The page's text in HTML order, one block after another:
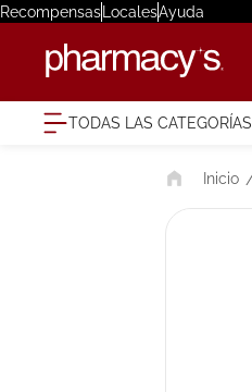
RecompensasLocalesAyuda
TODAS LAS CATEGORÍAS